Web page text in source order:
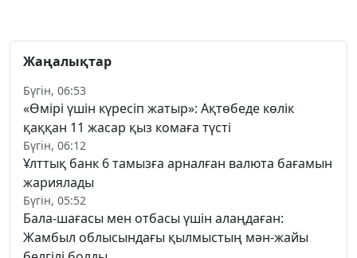
Жаңалықтар
Бүгін, 06:53
«Өмірі үшін күресіп жатыр»: Ақтөбеде көлік
қаққан 11 жасар қыз комаға түсті
Бүгін, 06:12
Ұлттық банк 6 тамызға арналған валюта бағамын
жариялады
Бүгін, 05:52
Бала-шағасы мен отбасы үшін алаңдаған:
Жамбыл облысындағы қылмыстың мән-жайы